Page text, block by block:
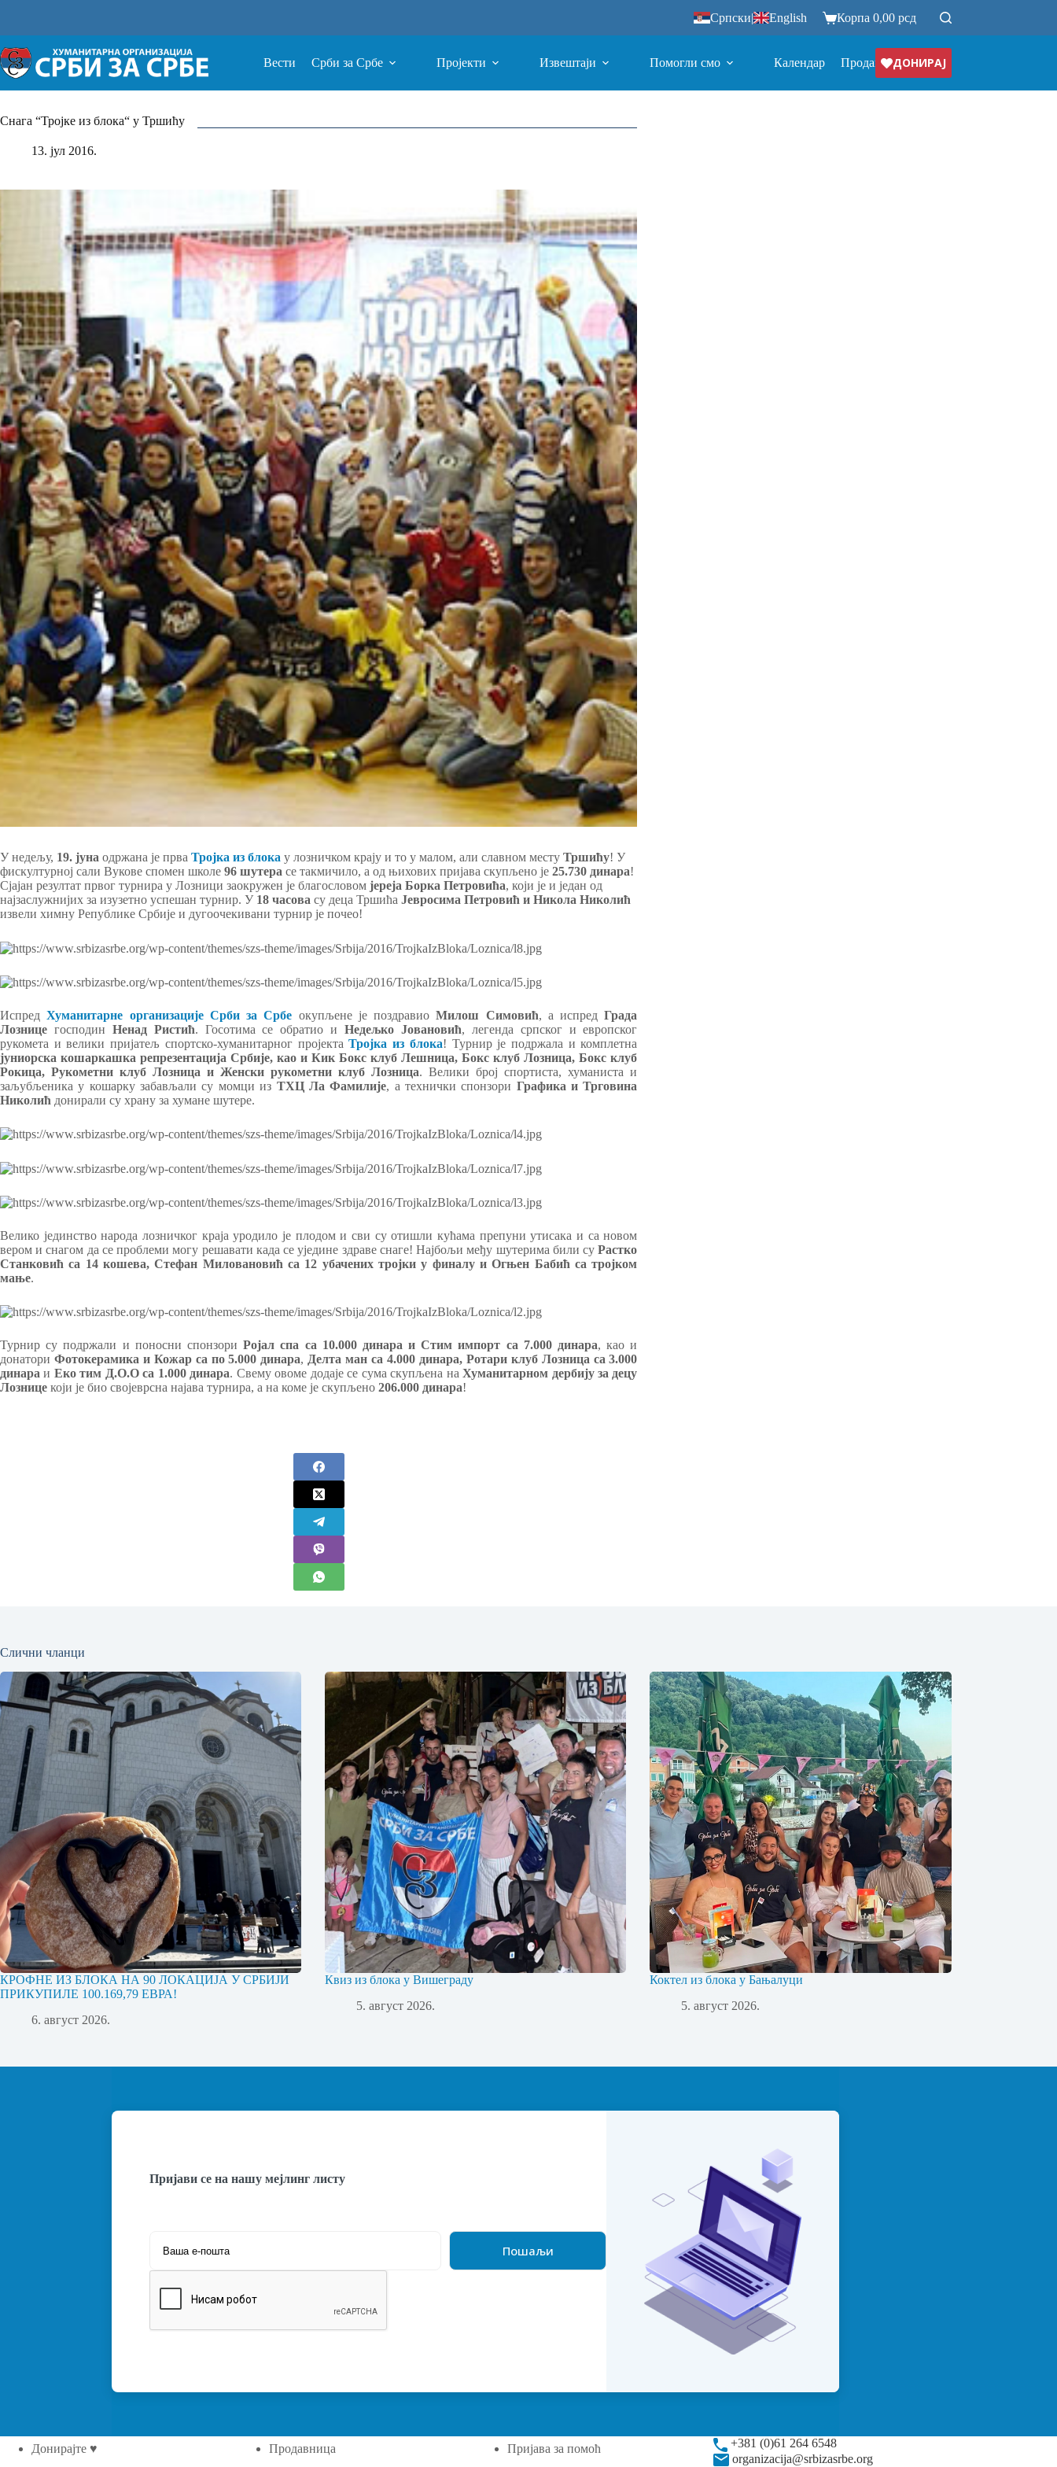
Српски| English Корпа 0,00 рсд
Вести Срби за Србе Пројекти Извештаји Помогли смо Календар ПродавницаДОНИРАЈ
Снага “Тројке из блока“ у Тршићу
13. јул 2016.
У недељу, 19. јуна одржана је прва Тројка из блока у лозничком крају и то у малом, али славном месту Тршићу! У
фискултурној сали Вукове спомен школе 96 шутера се такмичило, а од њихових пријава скупљено је 25.730 динара!
Сјајан резултат првог турнира у Лозници заокружен је благословом јереја Борка Петровића, који је и један од
најзаслужнијих за изузетно успешан турнир. У 18 часова су деца Тршића Јевросима Петровић и Никола Николић
извели химну Републике Србије и дугоочекивани турнир је почео!
ИспредХуманитарне организације Срби за Србе окупљене је поздравиоМилош Симовић, а испредГрада
Лознице господин Ненад Ристић. Госотима се обратио иНедељко Јовановић, легенда српског и европског
рукомета и велики пријатељ спортско-хуманитарног пројектаТројка из блока! Турнир је подржала и комплетна
јуниорска кошаркашка репрезентација Србије, као и Кик Бокс клуб Лешница, Бокс клуб Лозница, Бокс клуб
Рокица, Рукометни клуб Лозница и Женски рукометни клуб Лозница. Велики број спортиста, хуманиста и
заљубљеника у кошарку забављали су момци из ТХЦ Ла Фамилије, а технички спонзори Графика и Трговина
Николић донирали су храну за хумане шутере.
Велико јединство народа лозничког краја уродило је плодом и сви су отишли кућама препуни утисака и са новом
вером и снагом да се проблеми могу решавати када се уједине здраве снаге! Најбољи међу шутерима били суРастко
Станковић са 14 кошева, Стефан Миловановић са 12 убачених тројки у финалу и Огњен Бабић са тројком
мање.
Турнир су подржали и поносни спонзориРојал спа са 10.000 динара и Стим импорт са 7.000 динара, као и
донатори Фотокерамика и Кожар са по 5.000 динара, Делта ман са 4.000 динара, Ротари клуб Лозница са 3.000
динара и Еко тим Д.О.О са 1.000 динара. Свему овоме додаје се сума скупљена наХуманитарном дербију за децу
Лознице који је био својеврсна најава турнира, а на коме је скупљено 206.000 динара!
Слични чланци
КРОФНЕ ИЗ БЛОКА НА 90 ЛОКАЦИЈА У СРБИЈИ
ПРИКУПИЛЕ 100.169,79 ЕВРА!
6. август 2026.
Квиз из блока у Вишеграду
5. август 2026.
Коктел из блока у Бањалуци
5. август 2026.
Пријави се на нашу мејлинг листу
Донирајте ♥ Продавница Пријава за помоћ
+381 (0)61 264 6548
organizacija@srbizasrbe.org